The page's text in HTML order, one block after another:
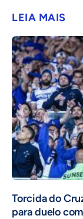
LEIA MAIS
Torcida do
para duelo